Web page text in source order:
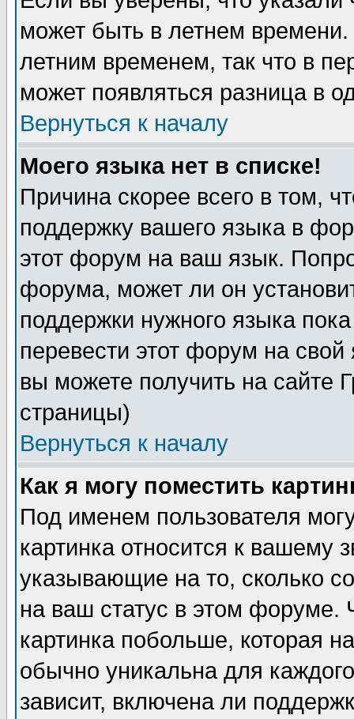
может быть в летнем
летним временем, так что в
может появляться разница в
Вернуться к началу
Моего языка нет в списке!
Причина скорее всего в том,
поддержку вашего языка в
этот форум на ваш язык.
форума, может ли он
поддержки нужного языка
перевести этот форум на
вы можете получить на сайте
страницы)
Вернуться к началу
Как я могу поместить
Под именем пользователя
картинка относится к вашему
указывающие на то, сколько
на ваш статус в этом форуме.
картинка побольше, которая
обычно уникальна для
зависит, включена ли